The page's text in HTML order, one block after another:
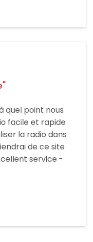
quel point nous
facile et rapide
la radio dans
de ce site
service -